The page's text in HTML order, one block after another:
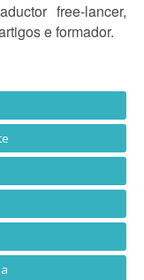
free-lancer,
e formador.